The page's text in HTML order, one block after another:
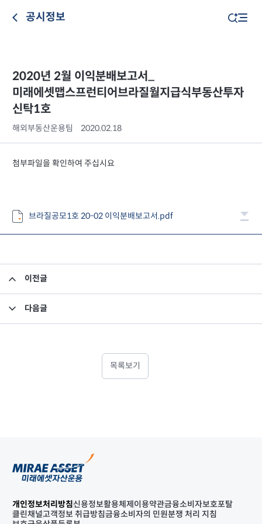
공시정보
2020년 2월 이익분배보고서_
미래에셋맵스프런티어브라질월지급식부동산투자
신탁1호
해외부동산운용팀 2020.02.18
첨부파일을 확인하여 주십시요
브라질공모1호 20-02 이익분배보고서.pdf
이전글
다음글
목록보기
개인정보처리방침신용정보활용체제 이용약관금융소비자보호포탈
클린채널고객정보 취급방침금융소비자의 민원분쟁 처리 지침